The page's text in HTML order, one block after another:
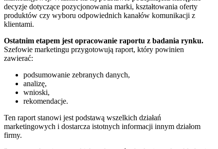
decyzje dotyczące pozycjonowania marki, kształtowania oferty
produktów czy wyboru odpowiednich kanałów komunikacji z
klientami.
Ostatnim etapem jest opracowanie raportu z badania rynku.
Szefowie marketingu przygotowują raport, który powinien
zawierać:
podsumowanie zebranych danych,
analizę,
wnioski,
rekomendacje.
Ten raport stanowi jest podstawą wszelkich działań
marketingowych i dostarcza istotnych informacji innym działom
firmy.